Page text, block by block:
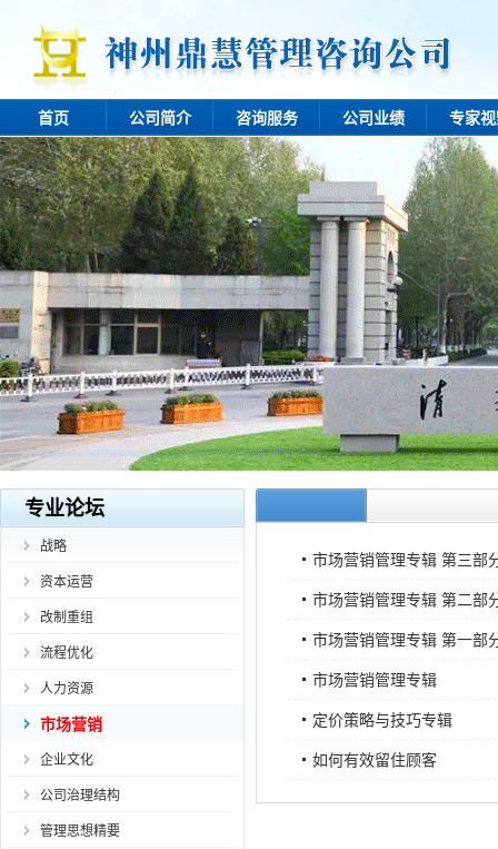
首页 公司简介 咨询服务 公司业绩 专家
专业论坛
战略
资本运营
改制重组
流程优化
人力资源
市场营销
企业文化
公司治理结构
管理思想精要
市场营销管理专辑 第三部
市场营销管理专辑 第二部
市场营销管理专辑 第一部
市场营销管理专辑
定价策略与技巧专辑
如何有效留住顾客